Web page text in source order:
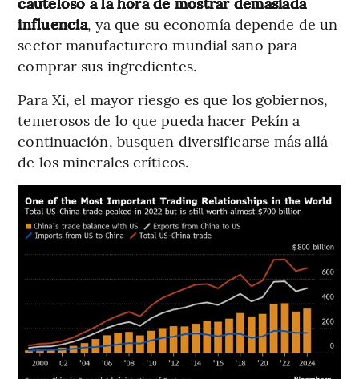
influencia, ya que su economía depende de un
sector manufacturero mundial sano para
comprar sus ingredientes.
Para Xi, el mayor riesgo es que los gobiernos,
temerosos de lo que pueda hacer Pekín a
continuación, busquen diversificarse más allá
de los minerales críticos.